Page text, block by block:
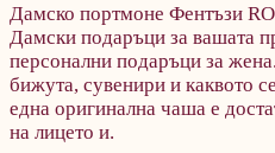
Дамско портмоне Фентъзи
Дамски подаръци за вашата
персонални подаръци за
бижута, сувенири и каквото
една оригинална чаша е
на лицето и.